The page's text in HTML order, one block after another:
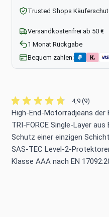
4,9 (9)
High-End-Motorradjeans der
TRI-FORCE Single-Layer
Schutz einer einzigen
SAS-TEC Level-2-
Klasse AAA nach EN
Trusted Shops
Versandkostenfrei ab 50 €
1 Monat Rückgabe
Bequem zahlen: